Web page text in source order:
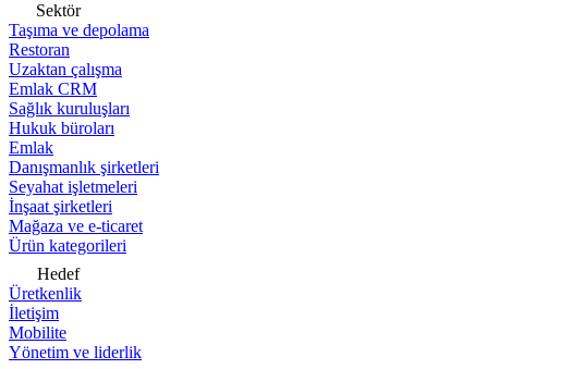
Sektör
Taşıma ve depolama
Restoran
Uzaktan çalışma
Emlak CRM
Sağlık kuruluşları
Hukuk büroları
Emlak
Danışmanlık şirketleri
Seyahat işletmeleri
İnşaat şirketleri
Mağaza ve e-ticaret
Ürün kategorileri
Hedef
Üretkenlik
İletişim
Mobilite
Yönetim ve liderlik